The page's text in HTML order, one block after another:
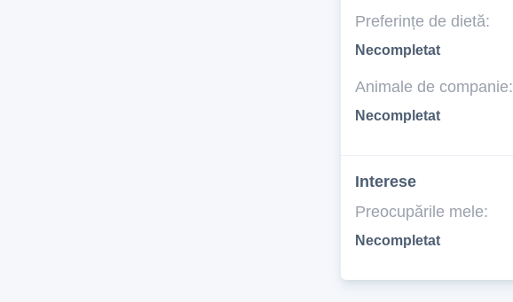
Preferințe de dietă:
Necompletat
Animale de companie:
Necompletat
Interese
Preocupările mele:
Necompletat